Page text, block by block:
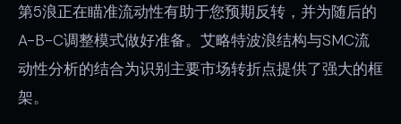
第5浪正在瞄准流动性有助于您预期反转，并为随后的
A-B-C调整模式做好准备。艾略特波浪结构与SMC流
动性分析的结合为识别主要市场转折点提供了强大的框
架。